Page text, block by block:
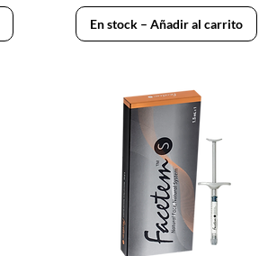
En stock – Añadir al carrito